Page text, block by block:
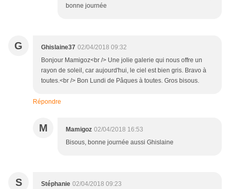
bonne journée
G Ghislaine37 02/04/2018 09:32
Bonjour Mamigoz<br /> Une jolie galerie qui nous offre un
rayon de soleil, car aujourd'hui, le ciel est bien gris. Bravo à
toutes.<br /> Bon Lundi de Pâques à toutes. Gros bisous.
Répondre
M Mamigoz 02/04/2018 16:53
Bisous, bonne journée aussi Ghislaine
S Stéphanie 02/04/2018 09:23